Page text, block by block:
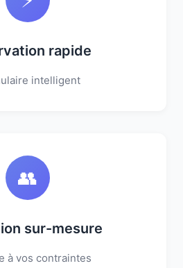
rapide
intelligent
👥
sur-mesure
à vos contraintes